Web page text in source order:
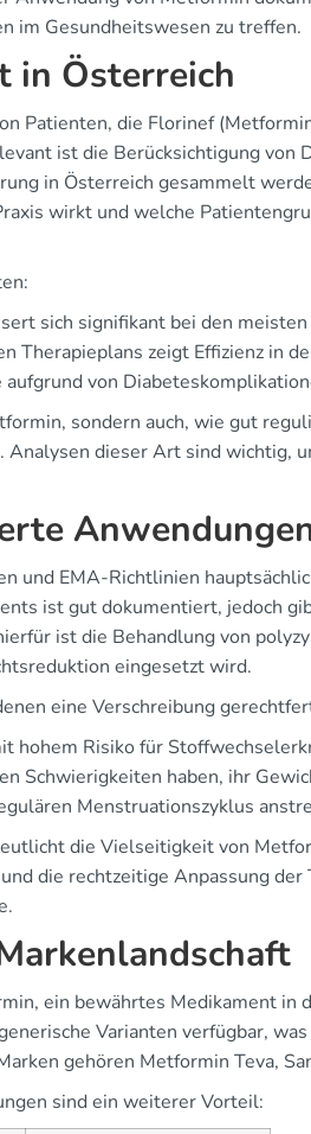
im Gesundheitswesen zu treffen.
in Österreich
Patienten, die Florinef
ist die Berücksichtigung von
in Österreich gesammelt
wirkt und welche
sich signifikant bei den
Therapieplans zeigt Effizienz in
von
sondern auch, wie gut
dieser Art sind wichtig,
und EMA-Richtlinien
ist gut dokumentiert, jedoch
ist die Behandlung von
eingesetzt wird.
eine Verschreibung
hohem Risiko für
Schwierigkeiten haben, ihr
Menstruationszyklus
die Vielseitigkeit von
die rechtzeitige Anpassung
ein bewährtes Medikament in
Varianten verfügbar,
gehören Metformin Teva,
sind ein weiterer Vorteil: